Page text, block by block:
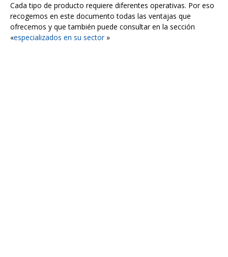
Cada tipo de producto requiere diferentes operativas. Por eso
recogemos en este documento todas las ventajas que
ofrecemos y que también puede consultar en la sección
«especializados en su sector»